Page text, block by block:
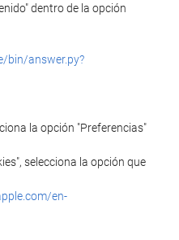
dentro de la opción
bin/answer.py?
la opción "Preferencias"
selecciona la opción que
en-